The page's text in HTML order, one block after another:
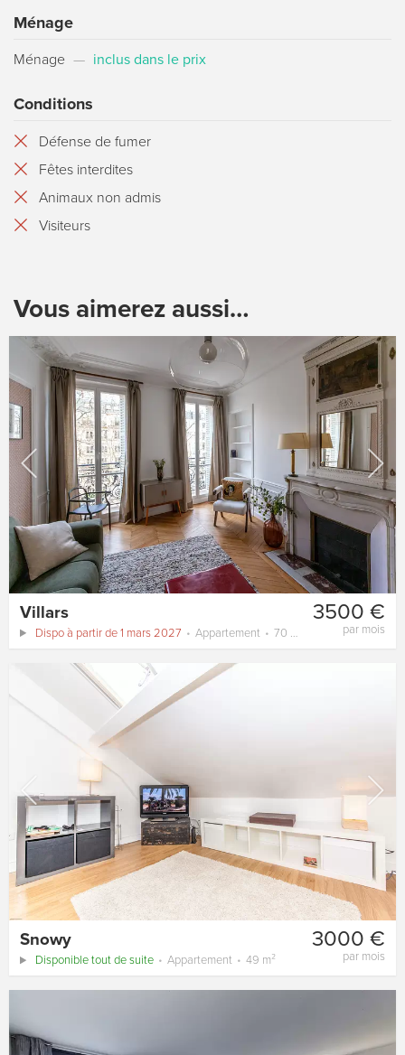
Ménage
Ménage — inclus dans le prix
Conditions
Défense de fumer
Fêtes interdites
Animaux non admis
Visiteurs
Vous aimerez aussi…
3500 €
par mois
Villars
Dispo à partir de 1 mars 2027 Appartement 70 m²
3000 €
par mois
Snowy
Disponible tout de suite Appartement 49 m²